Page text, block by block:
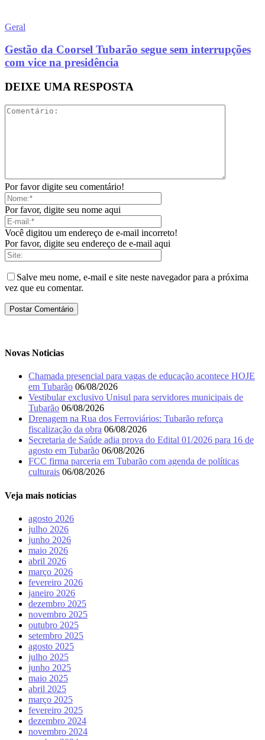
Geral
Gestão da Coorsel Tubarão segue sem interrupções
com vice na presidência
DEIXE UMA RESPOSTA
Por favor digite seu comentário!
Por favor, digite seu nome aqui
Você digitou um endereço de e-mail incorreto!
Por favor, digite seu endereço de e-mail aqui
Salve meu nome, e-mail e site neste navegador para a próxima
vez que eu comentar.
Novas Noticias
Chamada presencial para vagas de educação acontece HOJE
em Tubarão 06/08/2026
Vestibular exclusivo Unisul para servidores municipais de
Tubarão 06/08/2026
Drenagem na Rua dos Ferroviários: Tubarão reforça
fiscalização da obra 06/08/2026
Secretaria de Saúde adia prova do Edital 01/2026 para 16 de
agosto em Tubarão 06/08/2026
FCC firma parceria em Tubarão com agenda de políticas
culturais 06/08/2026
Veja mais notícias
agosto 2026
julho 2026
junho 2026
maio 2026
abril 2026
março 2026
fevereiro 2026
janeiro 2026
dezembro 2025
novembro 2025
outubro 2025
setembro 2025
agosto 2025
julho 2025
junho 2025
maio 2025
abril 2025
março 2025
fevereiro 2025
dezembro 2024
novembro 2024